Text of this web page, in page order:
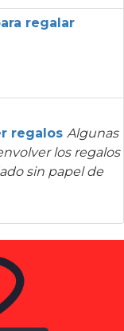
regalar
regalos Algunas
los regalos
sin papel de